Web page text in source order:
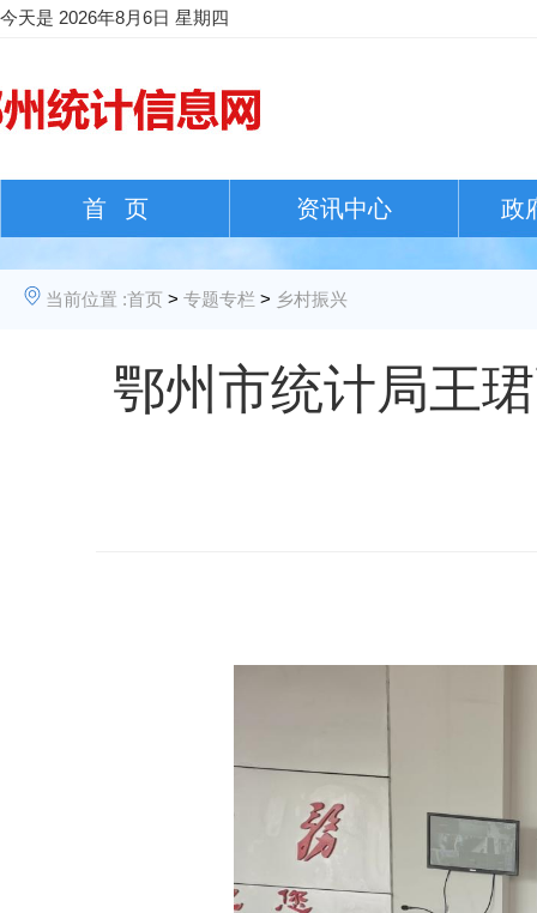
今天是 2026年8月6日 星期四
首 页 资讯中心 政
当前位置 :首页 > 专题专栏 > 乡村振兴
鄂州市统计局王